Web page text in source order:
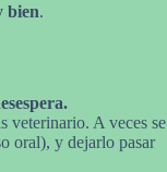
bien.
veterinario. A veces se
oral), y dejarlo pasar